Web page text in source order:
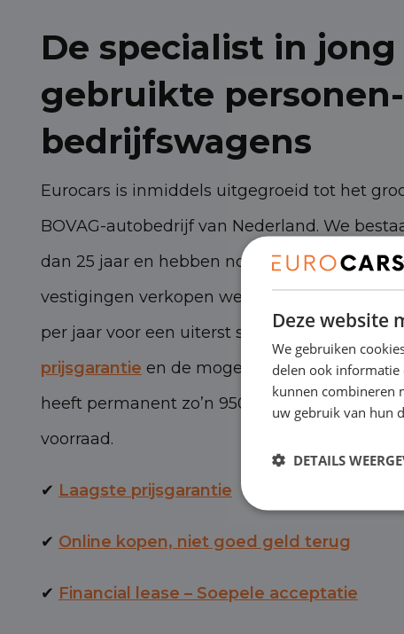
De specialist in jong
gebruikte
bedrijfswagens
Eurocars is inmiddels uitgegroeid tot het
BOVAG-autobedrijf van Nederland. We
dan 25 jaar en hebben nog steeds torenhoge
vestigingen verkopen we zo’n 3.000
per jaar voor een uiterst scherpe prijs, met
prijsgarantie en de mogelijkheid van
heeft permanent zo’n 950 personen- en
voorraad.
✔ Laagste prijsgarantie
✔ Online kopen, niet goed geld terug
✔ Financial lease – Soepele acceptatie
Deze website
We gebruiken
delen ook informatie
kunnen combineren
uw gebruik van hun
DETAILS